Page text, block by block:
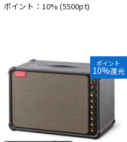
ポイント：10%(5500pt)
ポイント
10%還元